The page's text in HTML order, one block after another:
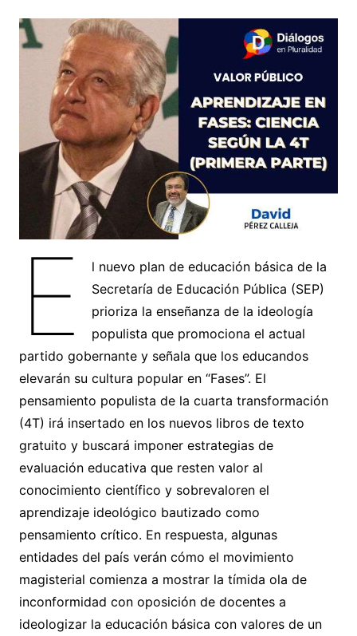
E
l nuevo plan de educación básica de la
Secretaría de Educación Pública (SEP)
prioriza la enseñanza de la ideología
populista que promociona el actual
partido gobernante y señala que los educandos
elevarán su cultura popular en “Fases”. El
pensamiento populista de la cuarta transformación
(4T) irá insertado en los nuevos libros de texto
gratuito y buscará imponer estrategias de
evaluación educativa que resten valor al
conocimiento científico y sobrevaloren el
aprendizaje ideológico bautizado como
pensamiento crítico. En respuesta, algunas
entidades del país verán cómo el movimiento
magisterial comienza a mostrar la tímida ola de
inconformidad con oposición de docentes a
ideologizar la educación básica con valores de un